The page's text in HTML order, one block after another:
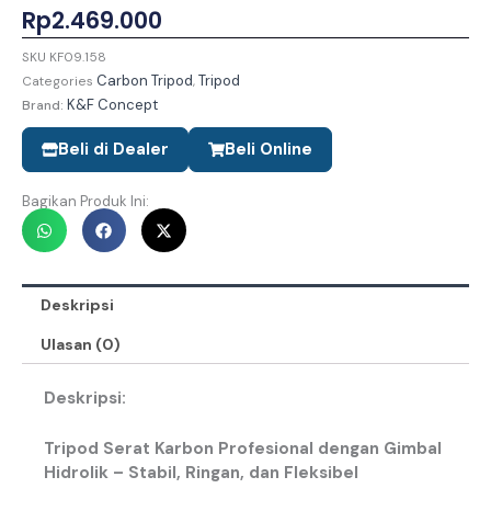
Rp2.469.000
SKU KF09.158
Categories Carbon Tripod,Tripod
Brand: K&F Concept
Beli di Dealer Beli Online
Bagikan Produk Ini:
Deskripsi
Ulasan (0)
Deskripsi:
Tripod Serat Karbon Profesional dengan Gimbal
Hidrolik – Stabil, Ringan, dan Fleksibel